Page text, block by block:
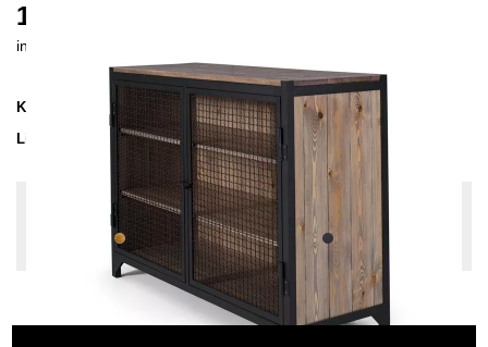
1605 €
inkl. MwSt. inkl. Versandkosten (DE)
Kollektion
CLATRI
Lieferzeit
4-5 Wochen| vsl. 3. Sep - 10. Sep
Konfiguration bearbeiten
Holzfarbe:
Kiefer-Hellbraun, Farben: Schwarz